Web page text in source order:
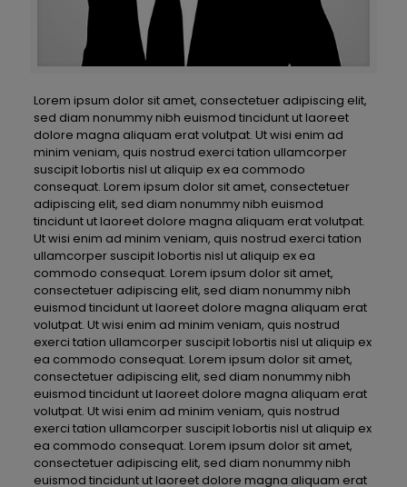
Lorem ipsum dolor sit amet, consectetuer adipiscing elit,
sed diam nonummy nibh euismod tincidunt ut laoreet
dolore magna aliquam erat volutpat. Ut wisi enim ad
minim veniam, quis nostrud exerci tation ullamcorper
suscipit lobortis nisl ut aliquip ex ea commodo
consequat. Lorem ipsum dolor sit amet, consectetuer
adipiscing elit, sed diam nonummy nibh euismod
tincidunt ut laoreet dolore magna aliquam erat volutpat.
Ut wisi enim ad minim veniam, quis nostrud exerci tation
ullamcorper suscipit lobortis nisl ut aliquip ex ea
commodo consequat. Lorem ipsum dolor sit amet,
consectetuer adipiscing elit, sed diam nonummy nibh
euismod tincidunt ut laoreet dolore magna aliquam erat
volutpat. Ut wisi enim ad minim veniam, quis nostrud
exerci tation ullamcorper suscipit lobortis nisl ut aliquip ex
ea commodo consequat. Lorem ipsum dolor sit amet,
consectetuer adipiscing elit, sed diam nonummy nibh
euismod tincidunt ut laoreet dolore magna aliquam erat
volutpat. Ut wisi enim ad minim veniam, quis nostrud
exerci tation ullamcorper suscipit lobortis nisl ut aliquip ex
ea commodo consequat. Lorem ipsum dolor sit amet,
consectetuer adipiscing elit, sed diam nonummy nibh
euismod tincidunt ut laoreet dolore magna aliquam erat